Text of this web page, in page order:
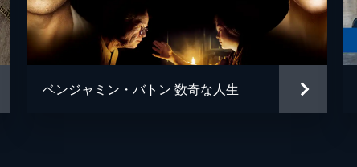
ジェ
デイミ
ベンジャミン・バトン 数奇な人生